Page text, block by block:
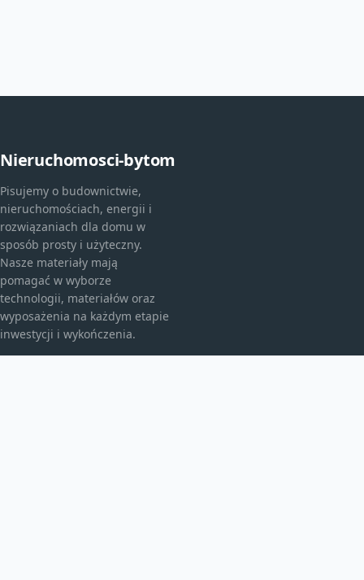
Nieruchomosci-bytom
Pisujemy o budownictwie,
nieruchomościach, energii i
rozwiązaniach dla domu w
sposób prosty i użyteczny.
Nasze materiały mają
pomagać w wyborze
technologii, materiałów oraz
wyposażenia na każdym etapie
inwestycji i wykończenia.